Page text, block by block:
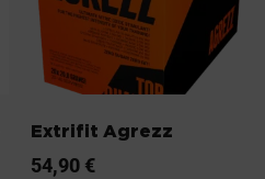
Extrifit Agrezz
54,90 €